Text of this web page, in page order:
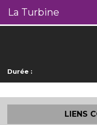
La Turbine
Durée :
LIENS